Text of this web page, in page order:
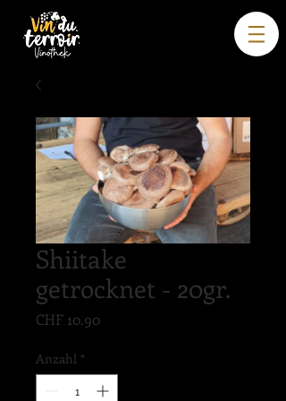
Shiitake
getrocknet - 20gr.
CHF 10.90Preis
Anzahl *